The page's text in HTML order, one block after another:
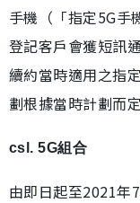
手機（「指定5G手
登記客戶會獲短訊
續約當時適用之指
劃根據當時計劃而
csl. 5G組合
由即日起至2021年